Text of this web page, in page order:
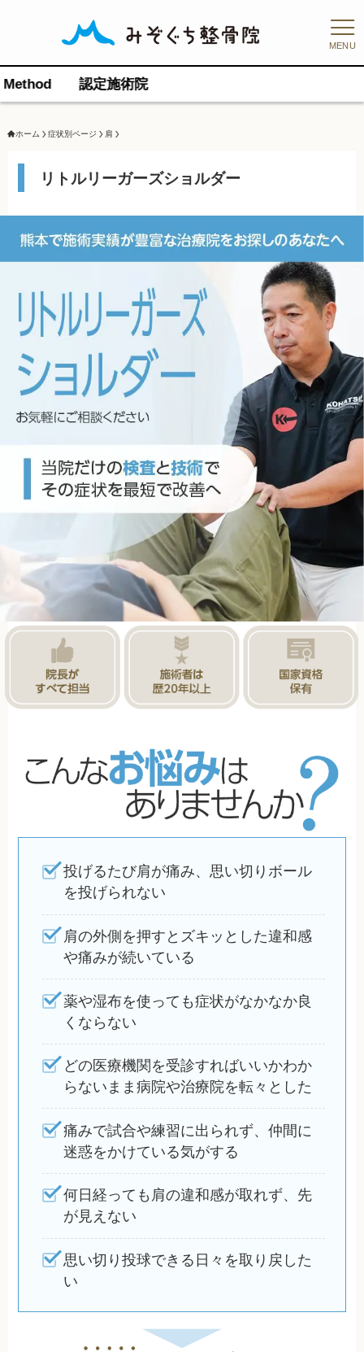
MENU
術院
ホーム 症状別ページ 肩
リトルリーガーズショルダー
投げるたび肩が痛み、思い切りボール
を投げられない
肩の外側を押すとズキッとした違和感
や痛みが続いている
薬や湿布を使っても症状がなかなか良
くならない
どの医療機関を受診すればいいかわか
らないまま病院や治療院を転々とした
痛みで試合や練習に出られず、仲間に
迷惑をかけている気がする
何日経っても肩の違和感が取れず、先
が見えない
思い切り投球できる日々を取り戻した
い